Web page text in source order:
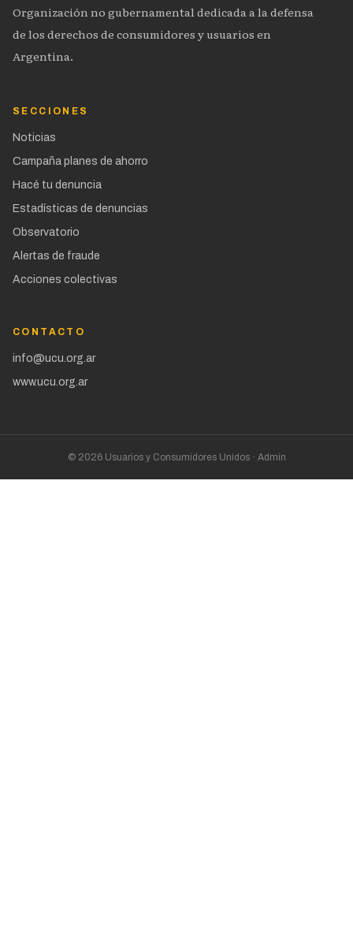
Organización no gubernamental dedicada a la defensa
de los derechos de consumidores y usuarios en
Argentina.
SECCIONES
Noticias
Campaña planes de ahorro
Hacé tu denuncia
Estadísticas de denuncias
Observatorio
Alertas de fraude
Acciones colectivas
CONTACTO
info@ucu.org.ar
www.ucu.org.ar
© 2026Usuarios y Consumidores Unidos · Admin